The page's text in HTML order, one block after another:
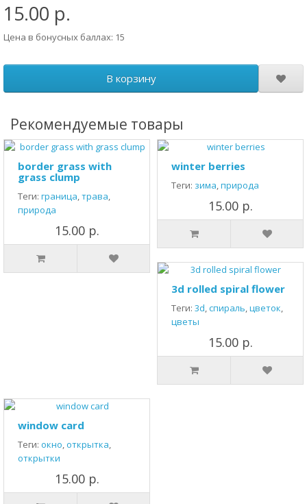
15.00 р.
Цена в бонусных баллах: 15
В корзину
Рекомендуемые товары
border grass with
grass clump
Теги: граница,трава,
природа
15.00 р.
winter berries
Теги: зима,природа
15.00 р.
3d rolled spiral flower
Теги: 3d,спираль,цветок,
цветы
15.00 р.
window card
Теги: окно,открытка,
открытки
15.00 р.